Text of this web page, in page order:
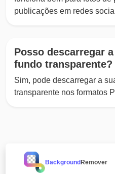
publicações em redes
Posso descarregar
fundo transparente?
Sim, pode descarregar a
transparente nos formatos
Background Remover